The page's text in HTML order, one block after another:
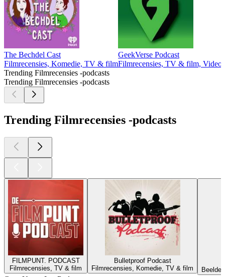
The Bechdel Cast
Filmrecensies, Komedie, TV & film
GeekVerse Podcast
Filmrecensies, TV & film,
Trending Filmrecensies -podcasts
Trending Filmrecensies -podcasts
Trending Filmrecensies -podcasts
FILMPUNT. PODCAST
Filmrecensies, TV & film
Bulletproof Podcast
Filmrecensies, Komedie, TV & film